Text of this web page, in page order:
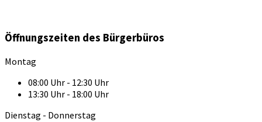
Öffnungszeiten des Bürgerbüros
Montag
08:00 Uhr - 12:30 Uhr
13:30 Uhr - 18:00 Uhr
Dienstag - Donnerstag